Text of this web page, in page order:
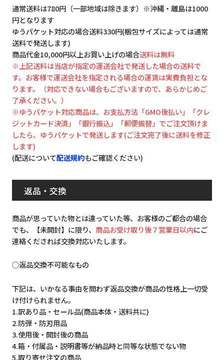
通常送料は780円（一部地域は除きます）※沖縄・離島は1000
円となります
ゆうパケット対応の場合送料330円(梱包サイズによっては通常
送料で発送します)
商品代金10,000円以上お買い上げの場合送料は無料
※上記送料は当店が指定の運送会社で発送した場合の送料で
す。お客様で運送会社を指定される場合の運賃は実費負担とな
ります。（対応できない場合もございますので、あらかじめご
了承ください。）
※ゆうパケット対応商品は、お支払方法「GMO後払い」「クレ
ジットカード決済」「銀行振込」「郵便振替」でご注文頂けま
したら、ゆうパケットで発送します(ご注文完了後に送料を修正
します)
(配送について配送規約もご確認ください)
返品・交換
商品が思っていた物とは違っていた等、お客様のご都合の場合
でも、【未開封】に限り、 商品お受け取り後７営業日以内にご
連絡くだされば交換対応いたします。
◯返品交換不可能なもの
下記は、いかなる事由を問わず返品交換が商品の性格上一切受
け付けられません。
1.訳あり品・セール品(商品本体・送料共に)
2.防弾・防刃用品
3.使用後・開封後の商品
4.箱・付属品・説明書等が納品時と同等な状態でない物
5.取り寄せ注文の商品